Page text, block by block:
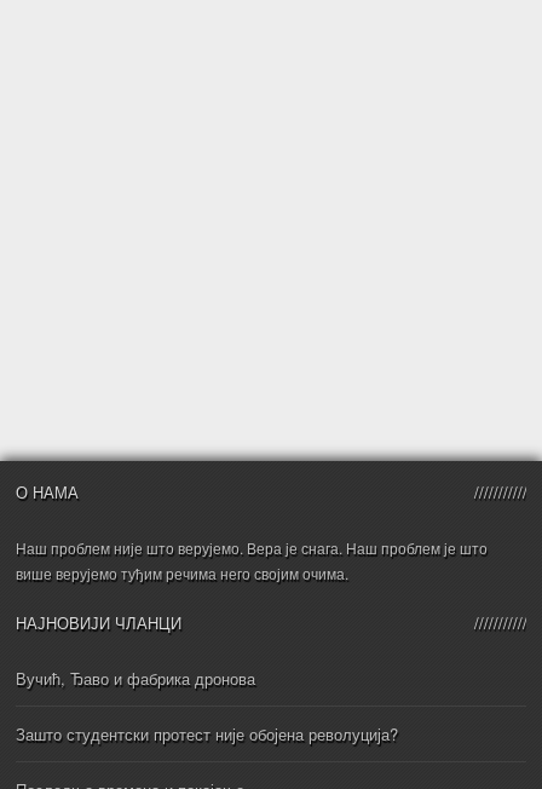
О НАМА
Наш проблем није што верујемо. Вера је снага. Наш проблем је што
више верујемо туђим речима него својим очима.
НАЈНОВИЈИ ЧЛАНЦИ
Вучић, Ђаво и фабрика дронова
Зашто студентски протест није обојена револуција?